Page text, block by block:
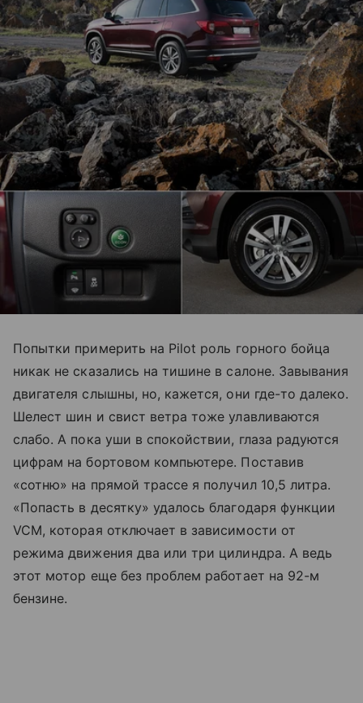
Попытки примерить на Pilot роль горного бойца
никак не сказались на тишине в салоне. Завывания
двигателя слышны, но, кажется, они где-то далеко.
Шелест шин и свист ветра тоже улавливаются
слабо. А пока уши в спокойствии, глаза радуются
цифрам на бортовом компьютере. Поставив
«сотню» на прямой трассе я получил 10,5 литра.
«Попасть в десятку» удалось благодаря функции
VCM, которая отключает в зависимости от
режима движения два или три цилиндра. А ведь
этот мотор еще без проблем работает на 92-м
бензине.